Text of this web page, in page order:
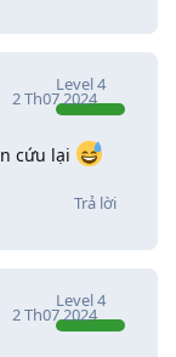
Level4
2 Th07 2024
cứu lại
Trả lời
Level4
2 Th07 2024